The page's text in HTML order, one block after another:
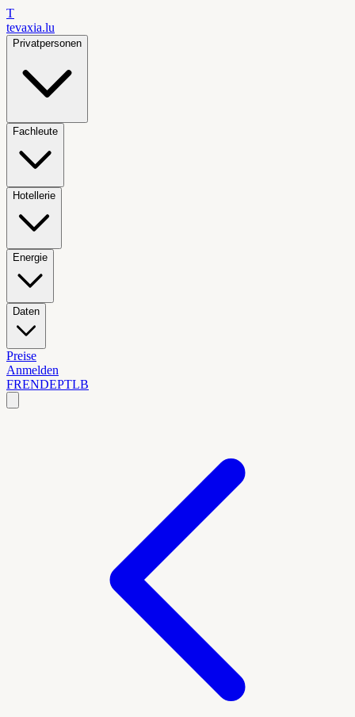
T
tevaxia.lu
Privatpersonen
Fachleute
Hotellerie
Energie
Daten
Preise
Anmelden
FRENDEPTLB